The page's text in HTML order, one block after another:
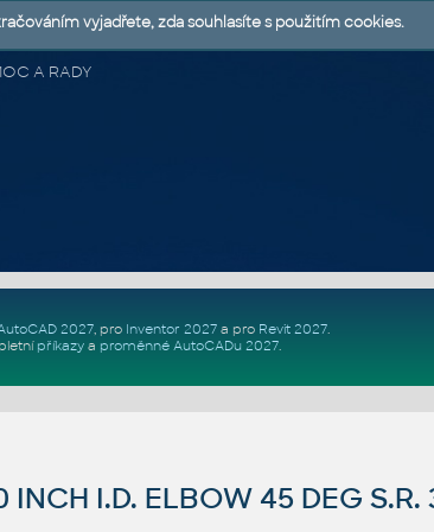
A RADY
2027, pro Inventor 2027a pro Revit 2027.
příkazya proměnné AutoCADu 2027.
I.D. ELBOW 45 DEG S.R.
vyjadřete, zda souhlasíte s použitím cookies.